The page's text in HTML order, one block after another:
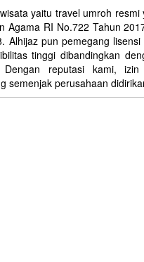
yaitu travel umroh resmi
Agama RI No.722 Tahun
Alhijaz pun pemegang lisensi
tinggi dibandingkan
reputasi kami,
semenjak perusahaan